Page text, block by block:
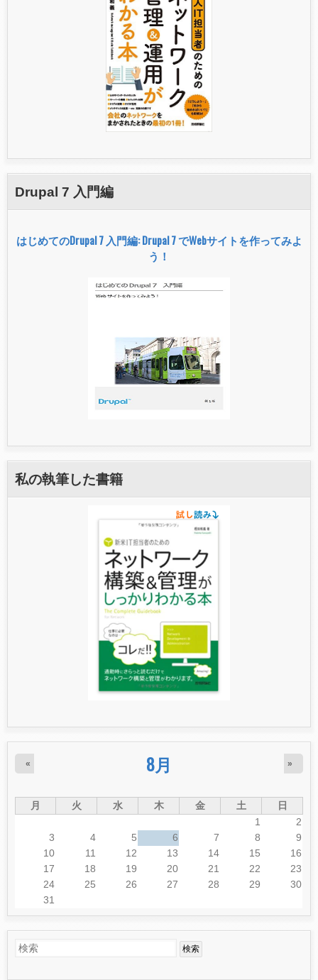
Drupal 7 入門編
はじめてのDrupal 7 入門編: Drupal 7 でWebサイトを作ってみよ
う！
私の執筆した書籍
8月
« »
月 火 水 木 金 土
日
1
2
3
4 5 6 7 8
9
10
11 12 13 14 15
16
17
18 19 20 21 22
23
24
25 26 27 28 29
30
31
検